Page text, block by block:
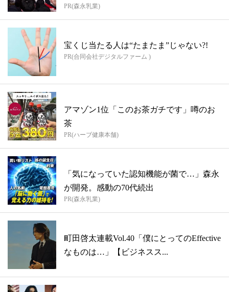
PR(森永乳業)
宝くじ当たる人は“たまたま”じゃない?!
PR(合同会社デジタルファーム )
アマゾン1位「このお茶ガチです」噂のお
茶
PR(ハーブ健康本舗)
「気になっていた認知機能が菌で…」森永
が開発。感動の70代続出
PR(森永乳業)
町田啓太連載Vol.40「僕にとってのEffective
なものは…」【ビジネスス...